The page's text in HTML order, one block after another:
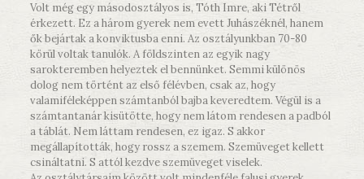
Volt még egy másodosztályos is, Tóth Imre, aki Tétről
érkezett. Ez a három gyerek nem evett Juhászéknél, hanem
ők bejártak a konviktusba enni. Az osztályunkban 70-80
körül voltak tanulók. A földszinten az egyik nagy
sarokteremben helyeztek el bennünket. Semmi különös
dolog nem történt az első félévben, csak az, hogy
valamiféleképpen számtanból bajba keveredtem. Végül is a
számtantanár kisütötte, hogy nem látom rendesen a padból
a táblát. Nem láttam rendesen, ez igaz. S akkor
megállapították, hogy rossz a szemem. Szemüveget kellett
csináltatni. S attól kezdve szemüveget viselek.